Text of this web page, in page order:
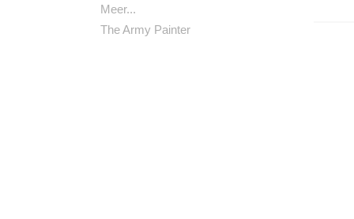
Meer...
The Army Painter